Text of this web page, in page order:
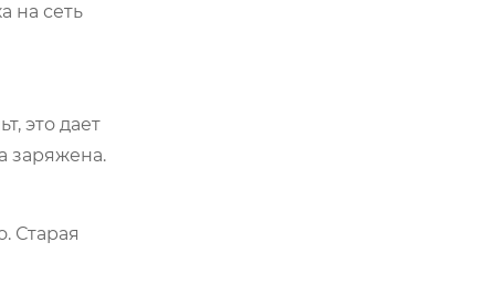
на сеть
это дает
заряжена.
Старая